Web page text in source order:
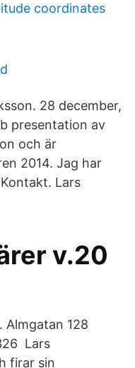
coordinates
28 december,
presentation av
och är
2014. Jag har
Lars
v.20
Almgatan 128
Lars
firar sin